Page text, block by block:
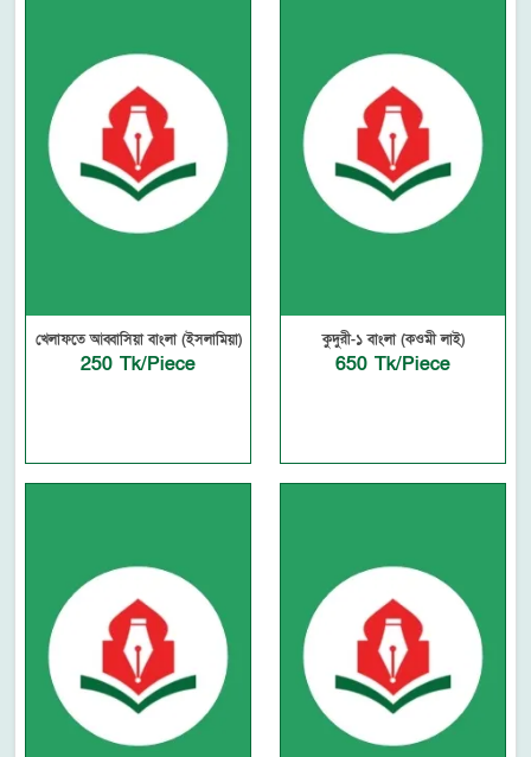
খেলাফতে আব্বাসিয়া বাংলা (ইসলামিয়া)
250 Tk/Piece
কুদুরী-১ বাংলা (কওমী লাই)
650 Tk/Piece